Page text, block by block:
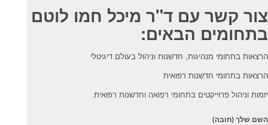
צור קשר עם ד"ר מיכל חמו לוטם
בתחומים הבאים:
הרצאות בתחומי מנהיגות, חדשנות וניהול בעולם דיגיטלי
הרצאות בתחומי חדשנות רפואית
יזמות וניהול פרוייקטים בתחומי רפואה וחדשנות רפואית
השם שלך (חובה)